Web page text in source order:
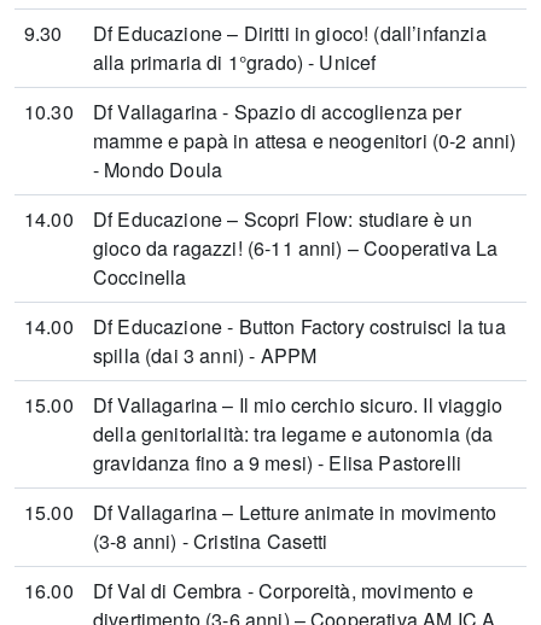
9.30
Df Educazione – Diritti in gioco! (dall’infanzia
alla primaria di 1°grado) - Unicef
10.30
Df Vallagarina - Spazio di accoglienza per
mamme e papà in attesa e neogenitori (0-2 anni)
- Mondo Doula
14.00
Df Educazione – Scopri Flow: studiare è un
gioco da ragazzi! (6-11 anni) – Cooperativa La
Coccinella
14.00
Df Educazione - Button Factory costruisci la tua
spilla (dai 3 anni) - APPM
15.00
Df Vallagarina – Il mio cerchio sicuro. Il viaggio
della genitorialità: tra legame e autonomia (da
gravidanza fino a 9 mesi) - Elisa Pastorelli
15.00
Df Vallagarina – Letture animate in movimento
(3-8 anni) - Cristina Casetti
16.00
Df Val di Cembra - Corporeità, movimento e